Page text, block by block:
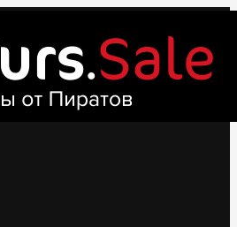
7-10 ночей все включено, отдых на
и горнолыжных туров.
Официальный сайт Тур Сейл